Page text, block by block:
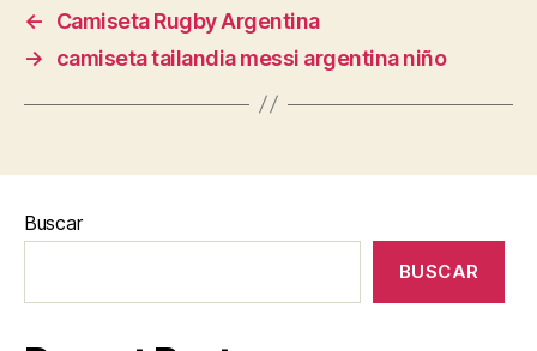
←
Camiseta Rugby Argentina
→
camiseta tailandia messi argentina niño
Buscar
BUSCAR